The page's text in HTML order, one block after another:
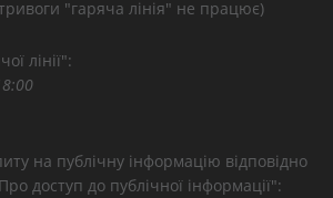
"гаряча лінія" не працює)
лінії":
на публічну інформацію відповідно
доступ до публічної інформації":